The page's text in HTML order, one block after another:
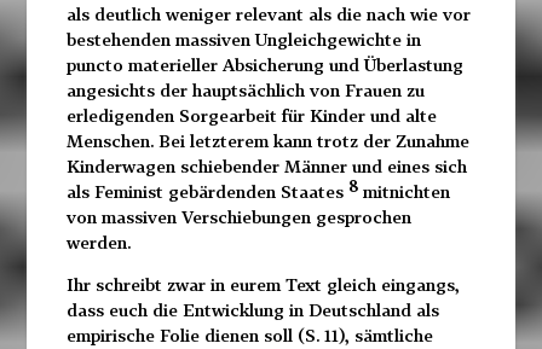
als deutlich weniger relevant als die nach wie vor
bestehenden massiven Ungleichgewichte in
puncto materieller Absicherung und Überlastung
angesichts der hauptsächlich von Frauen zu
erledigenden Sorgearbeit für Kinder und alte
Menschen. Bei letzterem kann trotz der Zunahme
Kinderwagen schiebender Männer und eines sich
als Feminist gebärdenden Staates 8mitnichten
von massiven Verschiebungen gesprochen
werden.
Ihr schreibt zwar in eurem Text gleich eingangs,
dass euch die Entwicklung in Deutschland als
empirische Folie dienen soll (S. 11), sämtliche